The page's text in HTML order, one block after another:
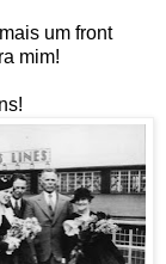
um front
mim!